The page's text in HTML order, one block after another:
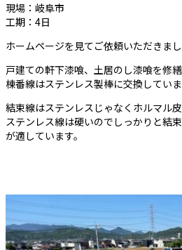
現場：岐阜市
工期：4日
ホームページを見てご依頼いただきまし
戸建ての軒下漆喰、土居のし漆喰を修繕
棟番線はステンレス製棒に交換していま
結束線はステンレスじゃなくホルマル
ステンレス線は硬いのでしっかりと結
が適しています。